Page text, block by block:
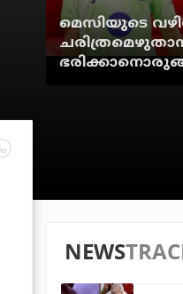
മെസിയുടെ
NEWS